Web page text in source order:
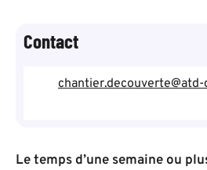
Contact
Le temps d’une semaine ou